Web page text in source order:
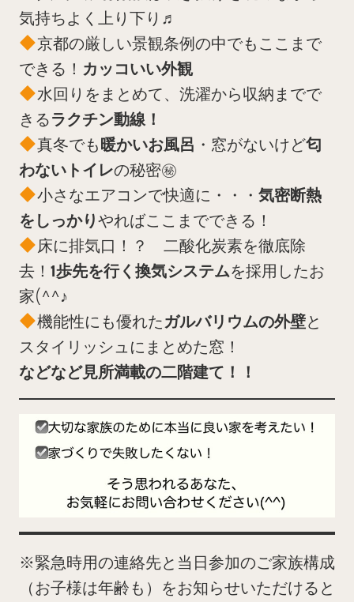
気持ちよく上り下り♬
京都の厳しい景観条例の中でもここまで
できる！ カッコいい外観
水回りをまとめて、洗濯から収納までで
きるラクチン動線！
真冬でも暖かいお風呂 ・窓がないけど匂
わないトイレの秘密㊙
小さなエアコンで快適に・・・ 気密断熱
をしっかりやればここまでできる！
床に排気口！？ 二酸化炭素を徹底除
去！ 1歩先を行く換気システムを採用したお
家(^^♪
機能性にも優れたガルバリウムの外壁と
スタイリッシュにまとめた窓！
などなど見所満載の二階建て！！
※緊急時用の連絡先と当日参加のご家族構成
（お子様は年齢も）をお知らせいただけると